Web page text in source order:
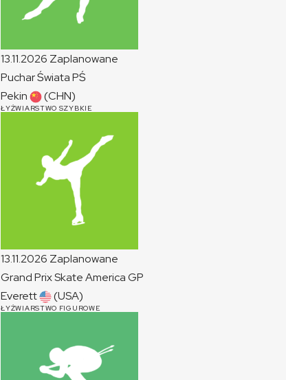
13.11.2026 Zaplanowane
Puchar ŚwiataPŚ
Pekin
(CHN)
ŁYŻWIARSTWO SZYBKIE
13.11.2026 Zaplanowane
Grand Prix Skate AmericaGP
Everett
(USA)
ŁYŻWIARSTWO FIGUROWE